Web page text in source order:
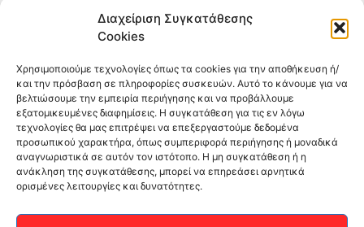
Διαχείριση Συγκατάθεσης
Cookies
Χρησιμοποιούμε τεχνολογίες όπως τα cookies για την αποθήκευση ή/
και την πρόσβαση σε πληροφορίες συσκευών. Αυτό το κάνουμε για να
βελτιώσουμε την εμπειρία περιήγησης και να προβάλλουμε
εξατομικευμένες διαφημίσεις. Η συγκατάθεση για τις εν λόγω
τεχνολογίες θα μας επιτρέψει να επεξεργαστούμε δεδομένα
προσωπικού χαρακτήρα, όπως συμπεριφορά περιήγησης ή μοναδικά
αναγνωριστικά σε αυτόν τον ιστότοπο. Η μη συγκατάθεση ή η
ανάκληση της συγκατάθεσης, μπορεί να επηρεάσει αρνητικά
ορισμένες λειτουργίες και δυνατότητες.
θέλουν να βελτιώσουν τη διατροφή και την υγεία τους.
Επώνυμα brands και εμπειρία ετών στο χώρο.
ΠΛΗΡΟΦΟΡΙΕΣ
-ΤΗΛ:2551 181428
–ΟΡΟΙ & ΠΡΟΣΩΠΙΚΑ ΔΕΔΟΜΕΝΑ
–ΕΠΙΚΟΙΝΩΝΙΑ